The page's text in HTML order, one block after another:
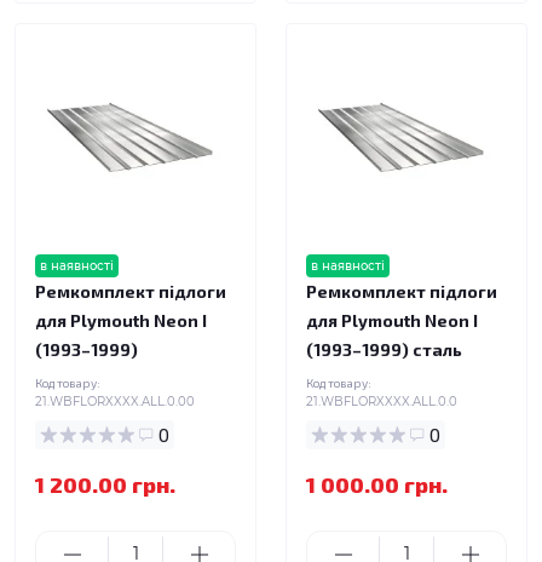
в наявності
Ремкомплект підлоги
для Plymouth Neon I
(1993–1999)
Код товару:
21.WBFLORXXXX.ALL.0.00
0
1 200.00 грн.
в наявності
Ремкомплект підлоги
для Plymouth Neon I
(1993–1999) сталь
Код товару:
21.WBFLORXXXX.ALL.0.0
0
1 000.00 грн.